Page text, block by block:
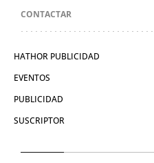
CONTACTAR
HATHOR PUBLICIDAD
EVENTOS
PUBLICIDAD
SUSCRIPTOR